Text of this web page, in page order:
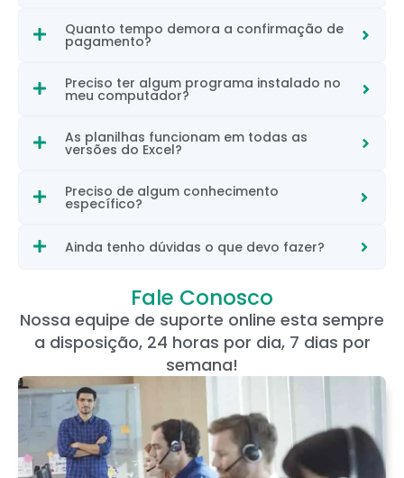
Quanto tempo demora a confirmação de
pagamento?
Preciso ter algum programa instalado no
meu computador?
As planilhas funcionam em todas as
versões do Excel?
Preciso de algum conhecimento
específico?
Ainda tenho dúvidas o que devo fazer?
Fale Conosco
Nossa equipe de suporte online esta sempre
a disposição, 24 horas por dia, 7 dias por
semana!